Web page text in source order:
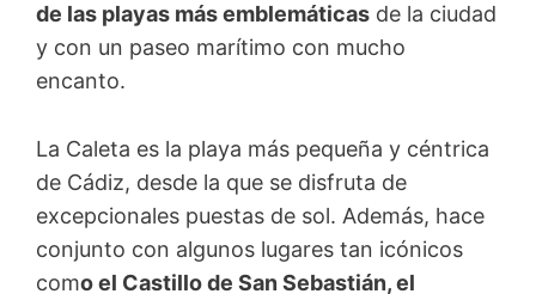
de las playas más emblemáticas de la ciudad
y con un paseo marítimo con mucho
encanto.
La Caleta es la playa más pequeña y céntrica
de Cádiz, desde la que se disfruta de
excepcionales puestas de sol. Además, hace
conjunto con algunos lugares tan icónicos
como el Castillo de San Sebastián, el